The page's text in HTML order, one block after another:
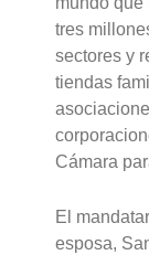
tres
sectores y
tiendas
Cámara
El
esposa,